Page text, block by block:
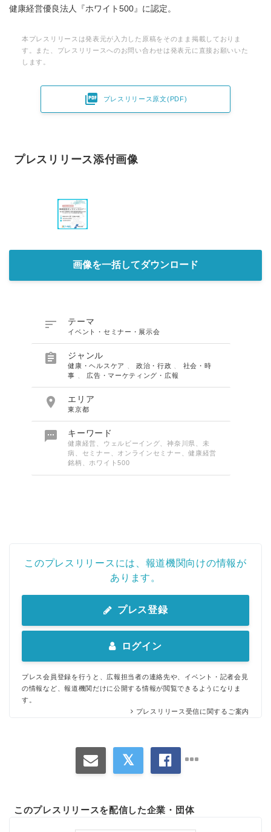
健康経営優良法人『ホワイト500』に認定。
本プレスリリースは発表元が入力した原稿をそのまま掲載しておりま
す。また、プレスリリースへのお問い合わせは発表元に直接お願いいた
します。
 プレスリリース原文(PDF)
プレスリリース添付画像
画像を一括してダウンロード
 テーマ
イベント・セミナー・展示会
 ジャンル
健康・ヘルスケア 、政治・行政
社会・時
事
広告・マーケティング・広報
 エリア
東京都
 キーワード
健康経営、ウェルビーイング、神奈川県、未
病、セミナー、オンラインセミナー、健康経営
銘柄、ホワイト500
このプレスリリースには、報道機関向けの情報が
あります。
プレス登録
ログイン
プレス会員登録を行うと、広報担当者の連絡先や、イベント・記者会見
の情報など、報道機関だけに公開する情報が閲覧できるようになりま
す。
プレスリリース受信に関するご案内
このプレスリリースを配信した企業・団体